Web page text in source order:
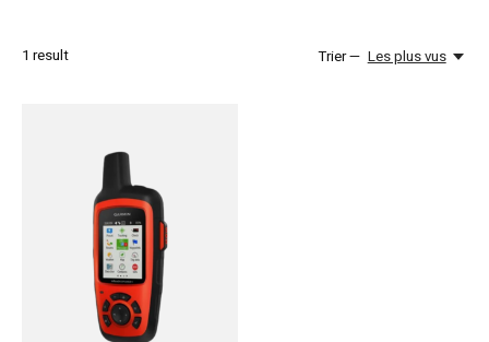
1 result Trier — Les plus vus